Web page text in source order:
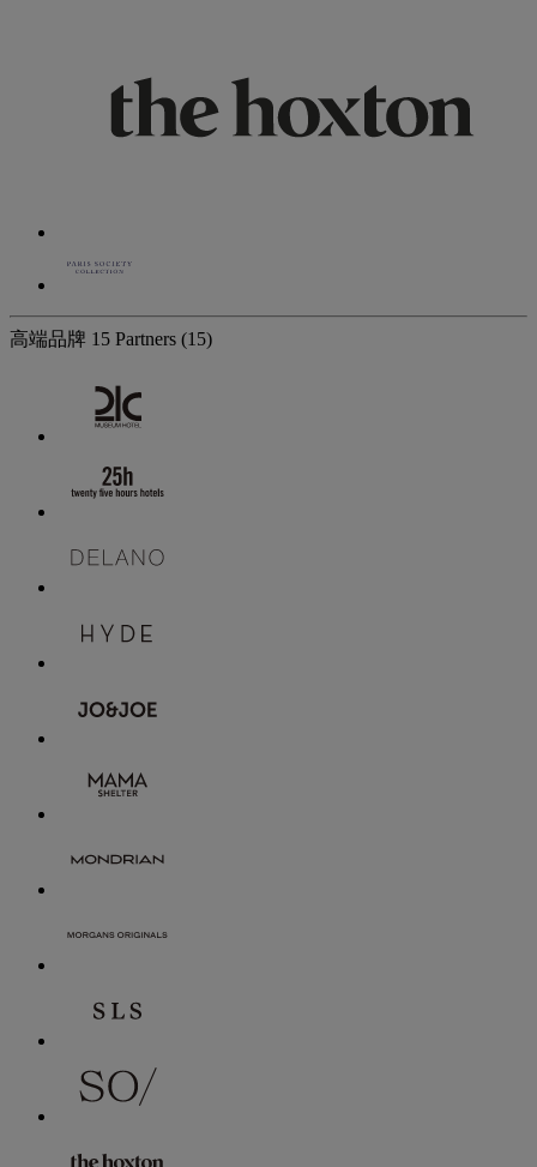
高端品牌 15 Partners (15)